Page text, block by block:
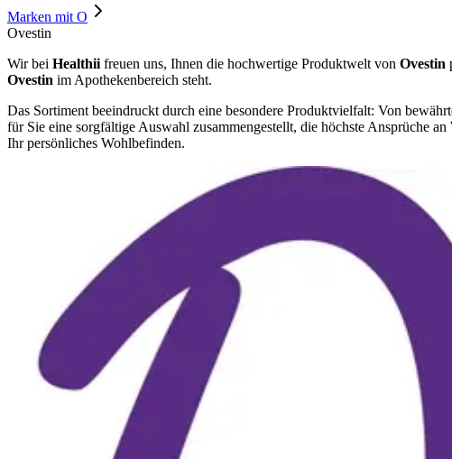
Marken mit O
Ovestin
Wir bei Healthii freuen uns, Ihnen die hochwertige Produktwelt von Ovestin
Ovestin im Apothekenbereich steht.
Das Sortiment beeindruckt durch eine besondere Produktvielfalt: Von
für Sie eine sorgfältige Auswahl zusammengestellt, die höchste Ansprüche
Ihr persönliches Wohlbefinden.